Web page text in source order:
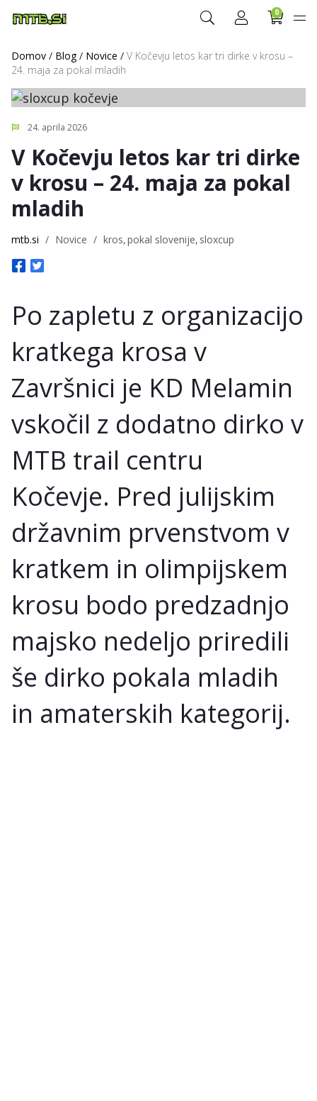
0
Domov / Blog/ Novice / V Kočevju letos kar tri dirke v krosu –
24. maja za pokal mladih
24. aprila 2026
V Kočevju letos kar tri dirke
v krosu – 24. maja za pokal
mladih
mtb.si / Novice / kros pokal slovenije sloxcup
Po zapletu z organizacijo
kratkega krosa v
Završnici je KD Melamin
vskočil z dodatno dirko v
MTB trail centru
Kočevje. Pred julijskim
državnim prvenstvom v
kratkem in olimpijskem
krosu bodo predzadnjo
majsko nedeljo priredili
še dirko pokala mladih
in amaterskih kategorij.